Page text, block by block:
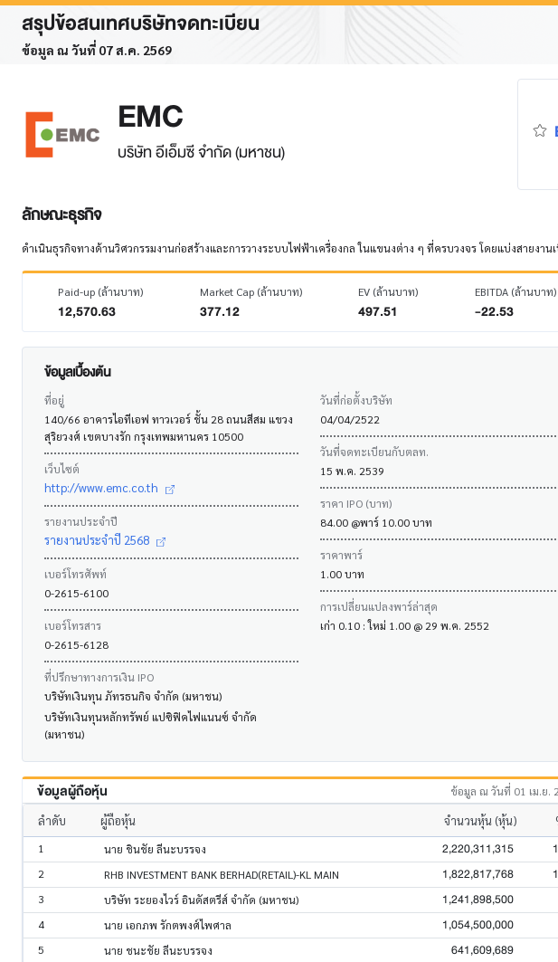
สรุปข้อสนเทศบริษัทจดทะเบียน
ข้อมูล ณ วันที่ 07 ส.ค. 2569
EMC
บริษัท อีเอ็มซี จำกัด (มหาชน)
ลักษณะธุรกิจ
ดำเนินธุรกิจทางด้านวิศวกรรมงานก่อสร้างและการวางระบบไฟฟ้าเครื่องกล ในแขนงต่าง ๆ ที่ครบวงจร โดยแบ่งสาย
Paid-up (ล้านบาท)
12,570.63
Market Cap (ล้านบาท)
377.12
EV (ล้านบาท)
497.51
EBITDA (ล้านบาท)
-22.53
ข้อมูลเบื้องต้น
ที่อยู่
140/66 อาคารไอทีเอฟ ทาวเวอร์ ชั้น 28 ถนนสีสม แขวง
สุริยวงศ์ เขตบางรัก กรุงเทพมหานคร 10500
เว็บไซต์
http://www.emc.co.th
รายงานประจำปี
รายงานประจำปี 2568
เบอร์โทรศัพท์
0-2615-6100
เบอร์โทรสาร
0-2615-6128
ที่ปรึกษาทางการเงิน IPO
บริษัทเงินทุน ภัทรธนกิจ จำกัด (มหาชน)
บริษัทเงินทุนหลักทรัพย์ แปซิฟิคไฟแนนซ์ จำกัด
(มหาชน)
วันที่ก่อตั้งบริษัท
04/04/2522
วันที่จดทะเบียนกับตลท.
15 พ.ค. 2539
ราคา IPO (บาท)
84.00 @พาร์ 10.00 บาท
ราคาพาร์
1.00 บาท
การเปลี่ยนแปลงพาร์ล่าสุด
เก่า 0.10 : ใหม่ 1.00 @ 29 พ.ค. 2552
ข้อมูลผู้ถือหุ้น ข้อมูล ณ วันที่ 01 เม.ย.
ลำดับ ผู้ถือหุ้น จำนวนหุ้น (หุ้น)
1 นาย ชินชัย ลีนะบรรจง 2,220,311,315
2 RHB INVESTMENT BANK BERHAD(RETAIL)-KL MAIN 1,822,817,768
3 บริษัท ระยองไวร์ อินดัสตรีส์ จำกัด (มหาชน) 1,241,898,500
4 นาย เอกภพ รักตพงศ์ไพศาล 1,054,500,000
5 นาย ชนะชัย ลีนะบรรจง 641,609,689